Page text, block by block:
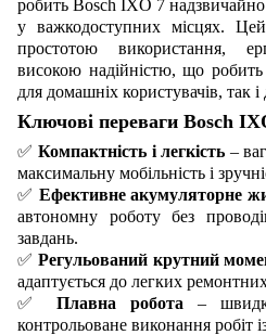
робить Bosch IXO 7
у важкодоступних місцях. Цей
простотою використання,
високою надійністю, що
для домашніх користувачів, так
Ключові переваги Bosch
✅ Компактність і легкість –
максимальну мобільність і
✅ Ефективне акумуляторне
автономну роботу без
завдань.
✅ Регульований крутний
адаптується до легких
✅
Плавна робота –
контрольоване виконання робіт